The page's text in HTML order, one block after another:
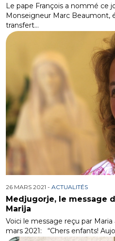
Le pape François a nommé ce
Monseigneur Marc Beaumont,
transfert…
26 MARS 2021 - ACTUALITÉS
Medjugorje, le message
Marija
Voici le message reçu par
mars 2021: “Chers enfants!